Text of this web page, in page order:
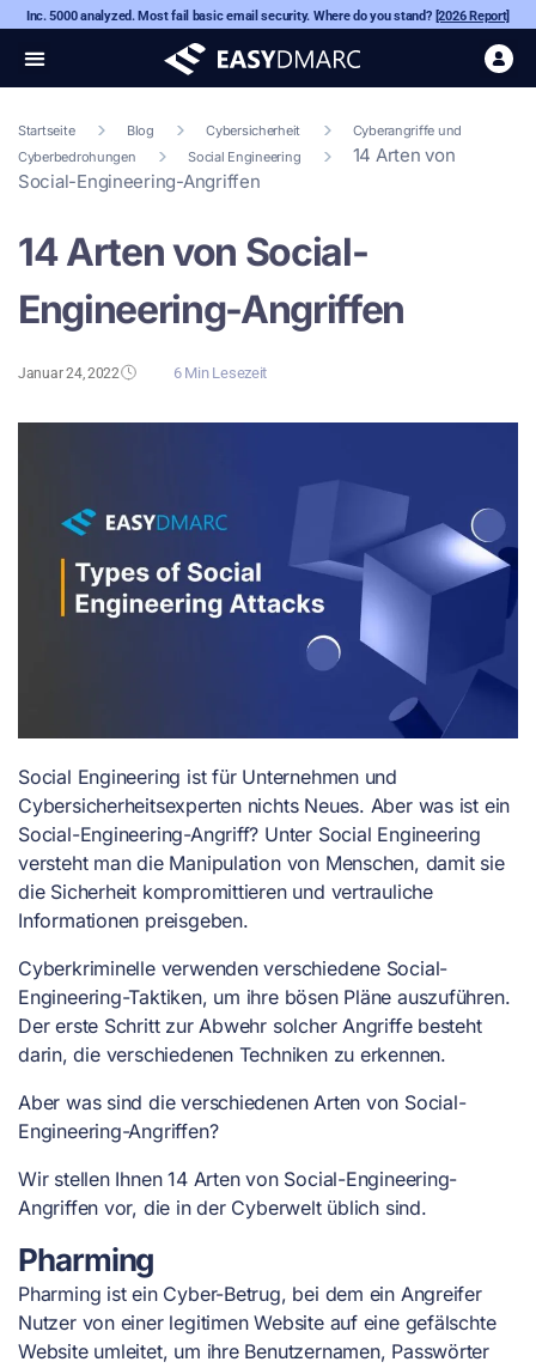
Inc. 5000 analyzed. Most fail basic email security. Where do you stand? [2026 Report]
Startseite Blog Cybersicherheit
Cyberangriffe und
Cyberbedrohungen
Social Engineering
14 Arten von
Social-Engineering-Angriffen
14 Arten von Social-
Engineering-Angriffen
Januar 24, 2022 6 Min Lesezeit
Social Engineering ist für Unternehmen und
Cybersicherheitsexperten nichts Neues. Aber was ist ein
Social-Engineering-Angriff? Unter Social Engineering
versteht man die Manipulation von Menschen, damit sie
die Sicherheit kompromittieren und vertrauliche
Informationen preisgeben.
Cyberkriminelle verwenden verschiedene Social-
Engineering-Taktiken, um ihre bösen Pläne auszuführen.
Der erste Schritt zur Abwehr solcher Angriffe besteht
darin, die verschiedenen Techniken zu erkennen.
Aber was sind die verschiedenen Arten von Social-
Engineering-Angriffen?
Wir stellen Ihnen 14 Arten von Social-Engineering-
Angriffen vor, die in der Cyberwelt üblich sind.
Pharming
Pharming ist ein Cyber-Betrug, bei dem ein Angreifer
Nutzer von einer legitimen Website auf eine gefälschte
Website umleitet, um ihre Benutzernamen, Passwörter